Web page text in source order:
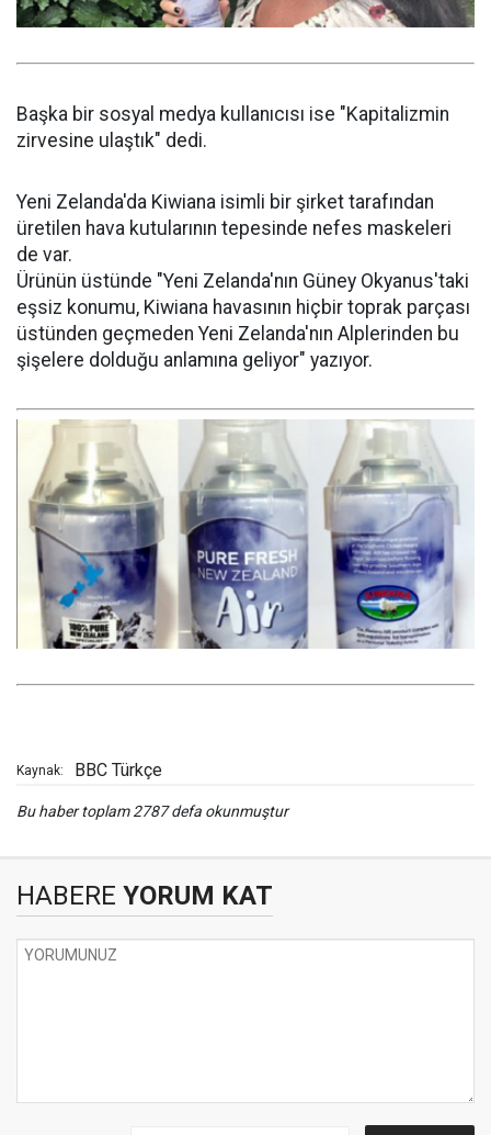
Başka bir sosyal medya kullanıcısı ise "Kapitalizmin
zirvesine ulaştık" dedi.
Yeni Zelanda'da Kiwiana isimli bir şirket tarafından
üretilen hava kutularının tepesinde nefes maskeleri
de var.
Ürünün üstünde "Yeni Zelanda'nın Güney Okyanus'taki
eşsiz konumu, Kiwiana havasının hiçbir toprak parçası
üstünden geçmeden Yeni Zelanda'nın Alplerinden bu
şişelere dolduğu anlamına geliyor" yazıyor.
Kaynak: BBC Türkçe
Bu haber toplam 2787 defa okunmuştur
HABERE YORUM KAT